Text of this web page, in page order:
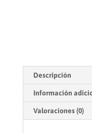
Descripción
Información
Valoraciones (0)